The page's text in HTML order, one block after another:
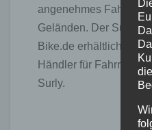
angenehmes
Geländen. Der Surly
Bike.de erhältlich,
Händler für Fahrräder
Surly.